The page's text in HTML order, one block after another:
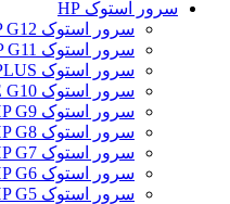
سرور استوک HP
سرور استوک HP G12
سرور استوک HP G11
سرور استوک HP G10 PLUS
سرور استوک HPE G10
سرور استوک HP G9
سرور استوک HP G8
سرور استوک HP G7
سرور استوک HP G6
سرور استوک HP G5